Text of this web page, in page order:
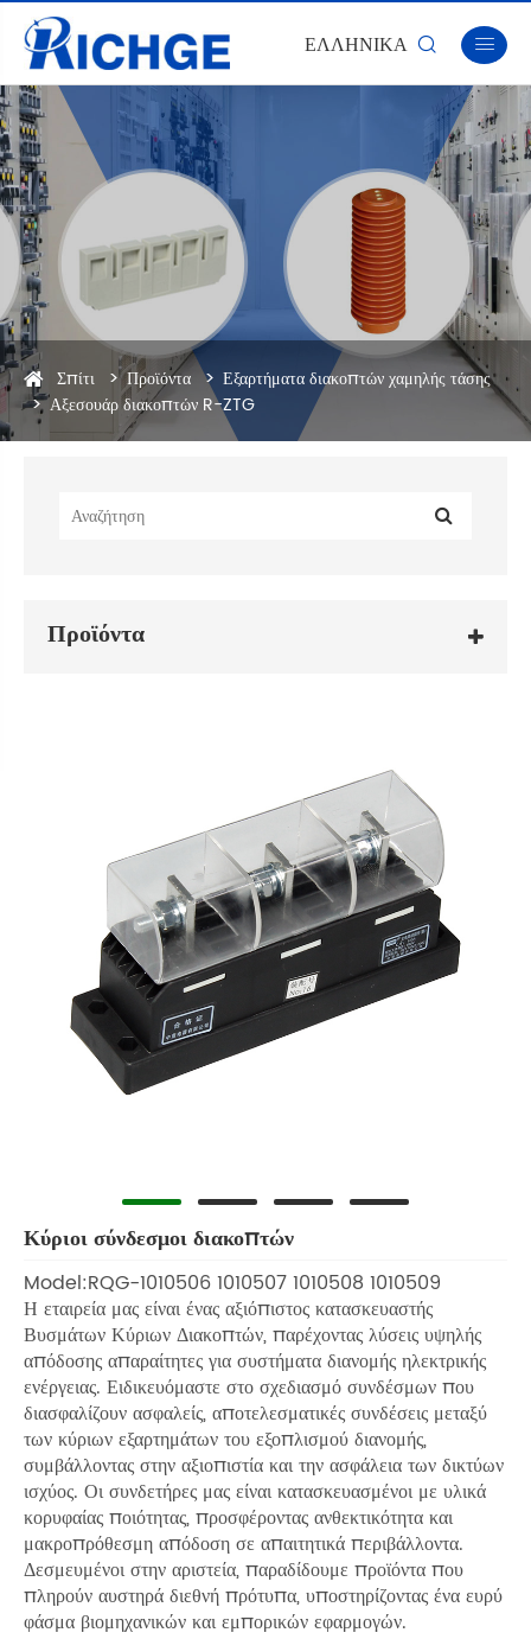
ΕΛΛΗΝΙΚΆ  
Σπίτι Προϊόντα
Εξαρτήματα διακοπτών χαμηλής τάσης
Αξεσουάρ διακοπτών R-ZTG
Προϊόντα
Κύριοι σύνδεσμοι διακοπτών
Model:RQG-1010506 1010507 1010508 1010509
Η εταιρεία μας είναι ένας αξιόπιστος κατασκευαστής
Βυσμάτων Κύριων Διακοπτών, παρέχοντας λύσεις υψηλής
απόδοσης απαραίτητες για συστήματα διανομής ηλεκτρικής
ενέργειας. Ειδικευόμαστε στο σχεδιασμό συνδέσμων που
διασφαλίζουν ασφαλείς, αποτελεσματικές συνδέσεις μεταξύ
των κύριων εξαρτημάτων του εξοπλισμού διανομής,
συμβάλλοντας στην αξιοπιστία και την ασφάλεια των δικτύων
ισχύος. Οι συνδετήρες μας είναι κατασκευασμένοι με υλικά
κορυφαίας ποιότητας, προσφέροντας ανθεκτικότητα και
μακροπρόθεσμη απόδοση σε απαιτητικά περιβάλλοντα.
Δεσμευμένοι στην αριστεία, παραδίδουμε προϊόντα που
πληρούν αυστηρά διεθνή πρότυπα, υποστηρίζοντας ένα ευρύ
φάσμα βιομηχανικών και εμπορικών εφαρμογών.